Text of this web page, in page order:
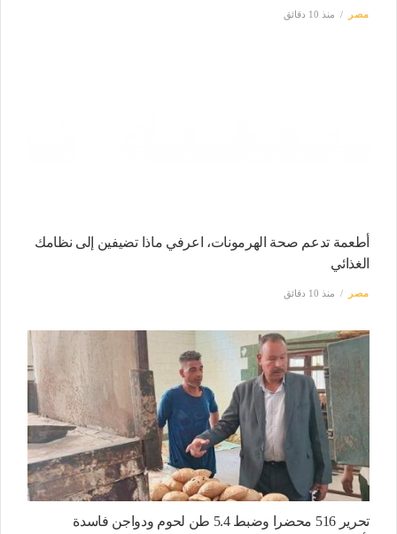
مصر منذ 10 دقائق
أطعمة تدعم صحة الهرمونات، اعرفي ماذا تضيفين إلى نظامك
الغذائي
مصر منذ 10 دقائق
تحرير 516 محضرا وضبط 5.4 طن لحوم ودواجن فاسدة